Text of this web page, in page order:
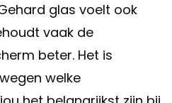
glas voelt ook
vaak de
beter. Het is
welke